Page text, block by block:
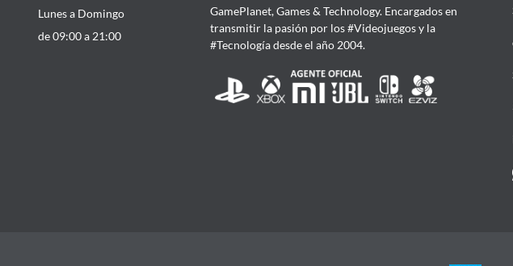
Lunes a Domingo
de 09:00 a 21:00
GamePlanet, Games & Technology. Encargados en
transmitir la pasión por los #Videojuegos y la
#Tecnología desde el año 2004.